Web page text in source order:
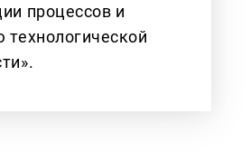
процессов и
технологической